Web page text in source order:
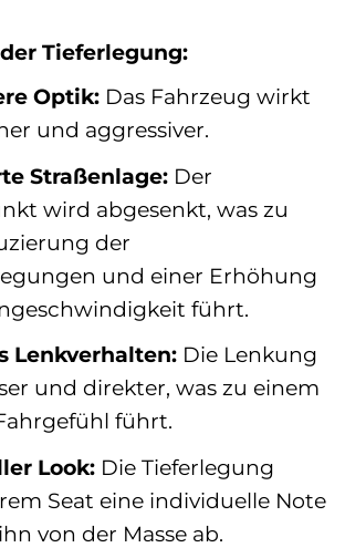
Tieferlegung:
Optik:Das Fahrzeug wirkt
und aggressiver.
Straßenlage:Der
wird abgesenkt, was zu
der
und einer Erhöhung
führt.
Lenkverhalten:Die Lenkung
und direkter, was zu einem
führt.
Look:Die Tieferlegung
Seat eine individuelle Note
von der Masse ab.